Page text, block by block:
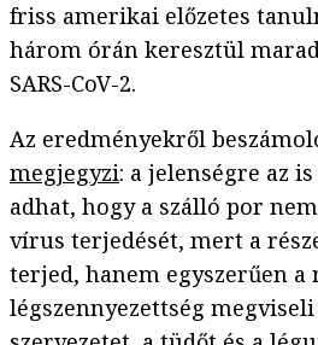
friss amerikai előzetes
három órán keresztül
SARS-CoV-2.
Az eredményekről
megjegyzi: a jelenségre az
adhat, hogy a szálló por
vírus terjedését, mert a
terjed, hanem egyszerűen a
légszennyezettség